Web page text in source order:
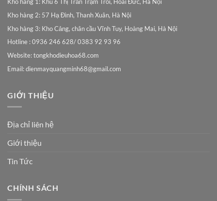
Kho hàng 2: 57 Hạ Đình, Thanh Xuân, Hà Nội
Kho hàng 3: Kho Cảng, chân cầu Vĩnh Tuy, Hoàng Mai, Hà Nội
Hotline : 0936 246 628/ 0383 92 93 96
Website: tongkhodieuhoa68.com
Email:dienmayquangminh68@gmail.com
GIỚI THIỆU
Địa chỉ liên hệ
Giới thiệu
Tin Tức
CHÍNH SÁCH